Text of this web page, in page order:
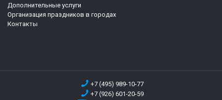
Дополнительные услуги
Организация праздников в городах
Контакты
+7 (495) 989-10-77
+7 (926) 601-20-59